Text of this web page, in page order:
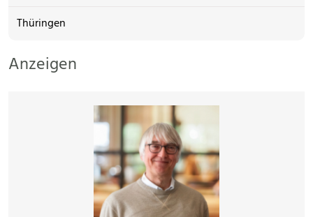
Thüringen
Anzeigen